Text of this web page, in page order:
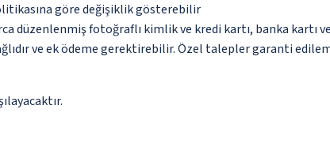
göre değişiklik gösterebilir
düzenlenmiş fotoğraflı kimlik ve kredi kartı, banka kartı
ve ek ödeme gerektirebilir. Özel talepler garanti